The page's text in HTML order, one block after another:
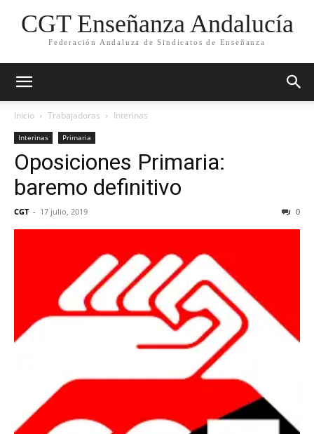
CGT Enseñanza Andalucía
Federación Andaluza de Sindicatos de Enseñanza
Inicio Trabajadoras Interinas
Interinas Primaria
Oposiciones Primaria:
baremo definitivo
CGT - 17 julio, 2019 0